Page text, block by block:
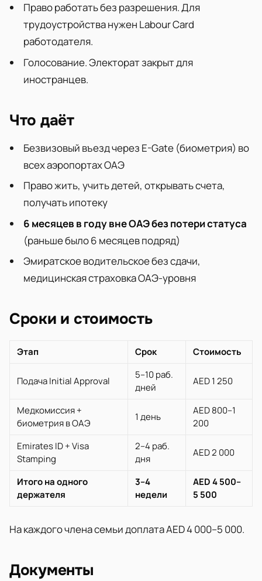
Право работать без разрешения. Для
трудоустройства нужен Labour Card
работодателя.
Голосование. Электорат закрыт для
иностранцев.
Что даёт
Безвизовый въезд через E-Gate (биометрия) во
всех аэропортах ОАЭ
Право жить, учить детей, открывать счета,
получать ипотеку
6 месяцев в году вне ОАЭ без потери статуса
(раньше было 6 месяцев подряд)
Эмиратское водительское без сдачи,
медицинская страховка ОАЭ-уровня
Сроки и стоимость
Этап Срок Стоимость
Подача Initial Approval
5–10 раб.
дней
AED 1 250
Медкомиссия +
биометрия в ОАЭ
1 день
AED 800–1
200
Emirates ID + Visa
Stamping
2–4 раб.
дня
AED 2 000
Итого на одного
держателя
3–4
недели
AED 4 500–
5 500
На каждого члена семьи доплата AED 4 000–5 000.
Документы